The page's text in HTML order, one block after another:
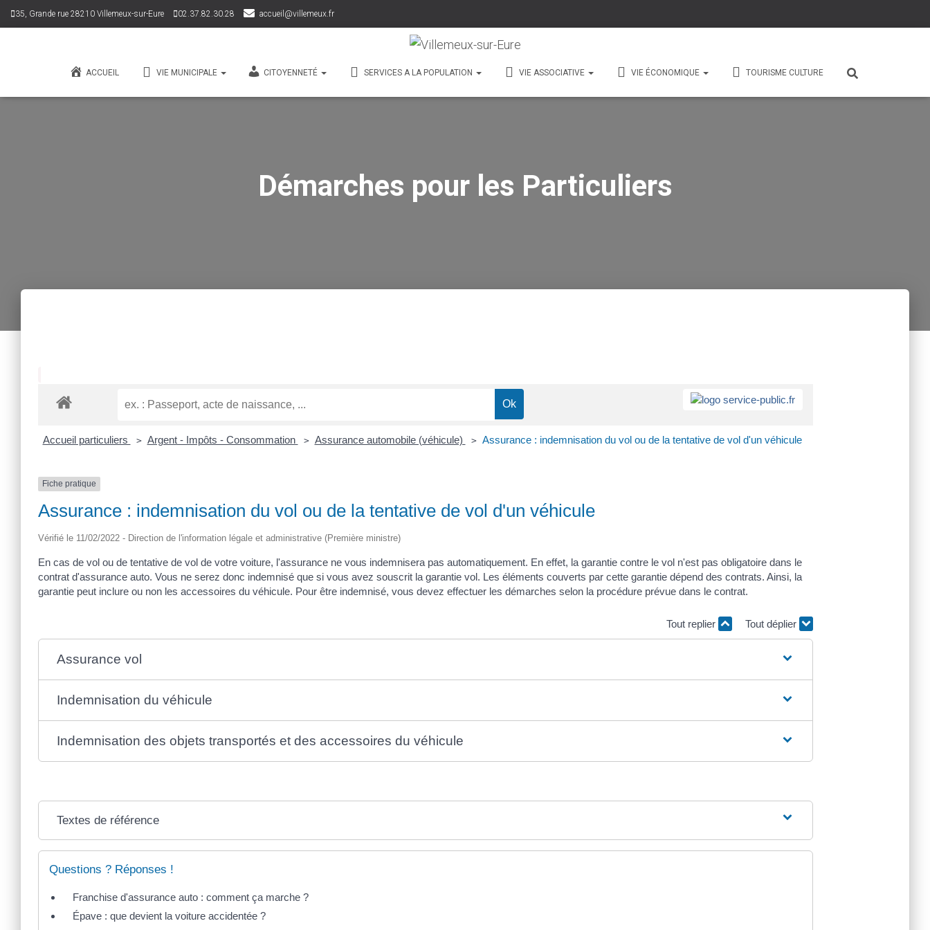
35, Grande rue 28210 Villemeux-sur-Eure 02.37.82.30.28 accueil@villemeux.fr
ACCUEIL VIE MUNICIPALE CITOYENNETÉ SERVICES A LA POPULATION VIE ASSOCIATIVE VIE ÉCONOMIQUE TOURISME CULTURE
Démarches pour les Particuliers
Accueil particuliers > Argent - Impôts - Consommation > Assurance automobile (véhicule) > Assurance : indemnisation du vol ou de la tentative de vol d'un véhicule
Fiche pratique
Assurance : indemnisation du vol ou de la tentative de vol d'un véhicule
Vérifié le 11/02/2022 - Direction de l'information légale et administrative (Première ministre)
En cas de vol ou de tentative de vol de votre voiture, l'assurance ne vous indemnisera pas automatiquement. En effet, la garantie contre le vol n'est pas obligatoire dans le
contrat d'assurance auto. Vous ne serez donc indemnisé que si vous avez souscrit la garantie vol. Les éléments couverts par cette garantie dépend des contrats. Ainsi, la
garantie peut inclure ou non les accessoires du véhicule. Pour être indemnisé, vous devez effectuer les démarches selon la procédure prévue dans le contrat.
Tout replier Tout déplier
Assurance vol
Indemnisation du véhicule
Indemnisation des objets transportés et des accessoires du véhicule
Textes de référence
Questions ? Réponses !
Franchise d'assurance auto : comment ça marche ?
Épave : que devient la voiture accidentée ?